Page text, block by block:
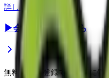
詳しく見る
▶会員登録はこちら
無料の会員登録で、さらに便